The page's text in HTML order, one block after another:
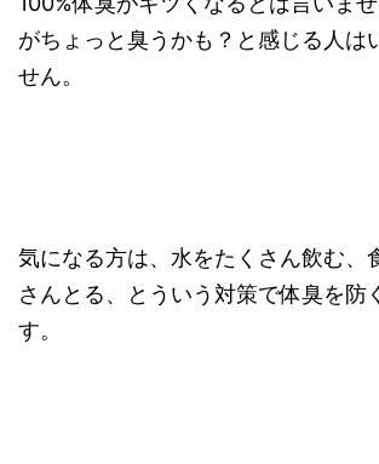
がちょっと臭うかも？と感じる人は
せん。
気になる方は、水をたくさん飲む、
さんとる、とういう対策で体臭を防
す。